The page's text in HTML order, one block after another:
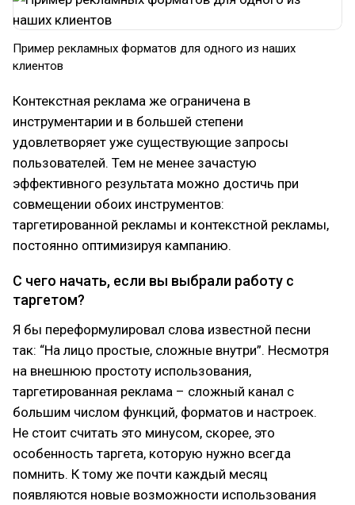
Пример рекламных форматов для одного из наших
клиентов
Контекстная реклама же ограничена в
инструментарии и в большей степени
удовлетворяет уже существующие запросы
пользователей. Тем не менее зачастую
эффективного результата можно достичь при
совмещении обоих инструментов:
таргетированной рекламы и контекстной рекламы,
постоянно оптимизируя кампанию.
C чего начать, если вы выбрали работу с
таргетом?
Я бы переформулировал слова известной песни
так: “На лицо простые, сложные внутри”. Несмотря
на внешнюю простоту использования,
таргетированная реклама – сложный канал с
большим числом функций, форматов и настроек.
Не стоит считать это минусом, скорее, это
особенность таргета, которую нужно всегда
помнить. К тому же почти каждый месяц
появляются новые возможности использования